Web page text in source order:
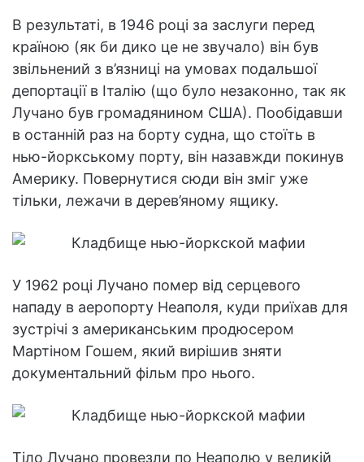
В результаті, в 1946 році за заслуги перед
країною (як би дико це не звучало) він був
звільнений з в’язниці на умовах подальшої
депортації в Італію (що було незаконно, так як
Лучано був громадянином США). Пообідавши
в останній раз на борту судна, що стоїть в
нью-йоркському порту, він назавжди покинув
Америку. Повернутися сюди він зміг уже
тільки, лежачи в дерев’яному ящику.
У 1962 році Лучано помер від серцевого
нападу в аеропорту Неаполя, куди приїхав для
зустрічі з американським продюсером
Мартіном Гошем, який вирішив зняти
документальний фільм про нього.
Тіло Лучано провезли по Неаполю у великій